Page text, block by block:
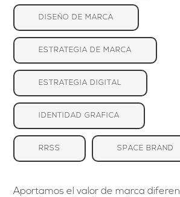
DISEÑO DE MARCA
ESTRATEGIA DE MARCA
ESTRATEGIA DIGITAL
IDENTIDAD GRAFICA
RRSS SPACE BRAND
Aportamos el valor de marca